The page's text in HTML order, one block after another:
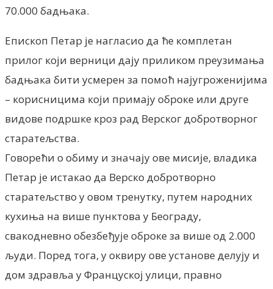
70.000 бадњака.
Епископ Петар је нагласио да ће комплетан
прилог који верници дају приликом преузимања
бадњака бити усмерен за помоћ најугроженијима
– корисницима који примају оброке или друге
видове подршке кроз рад Верског добротворног
старатељства.
Говорећи о обиму и значају ове мисије, владика
Петар је истакао да Верско добротворно
старатељство у овом тренутку, путем народних
кухиња на више пунктова у Београду,
свакодневно обезбеђује оброке за више од 2.000
људи. Поред тога, у оквиру ове установе делују и
дом здравља у Француској улици, правно